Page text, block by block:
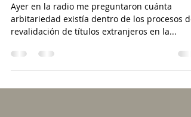
institucionalizado
Ayer en la radio me preguntaron cuánta
arbitariedad existía dentro de los procesos de